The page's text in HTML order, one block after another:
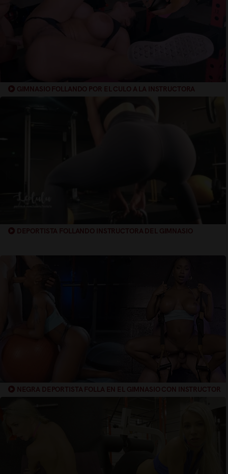
GIMNASIO FOLLANDO POR EL CULO A LA INSTRUCTORA
DEPORTISTA FOLLANDO INSTRUCTORA DEL GIMNASIO
NEGRA DEPORTISTA FOLLA EN EL GIMNASIO CON INSTRUCTOR